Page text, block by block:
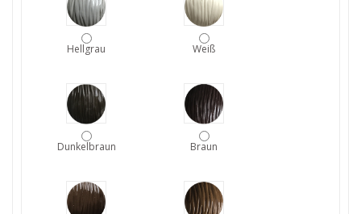
Hellgrau Weiß
Dunkelbraun Braun